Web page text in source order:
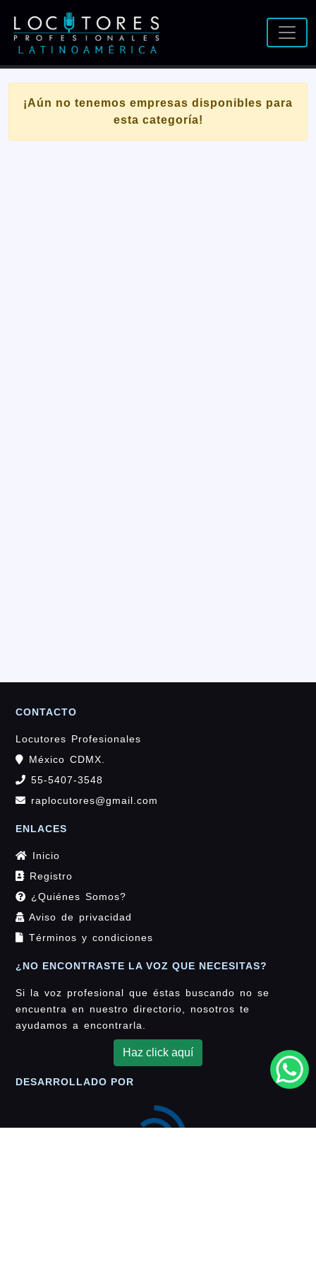
¡Aún no tenemos empresas disponibles para
esta categoría!
CONTACTO
Locutores Profesionales
México CDMX.
55-5407-3548
raplocutores@gmail.com
ENLACES
Inicio
Registro
¿Quiénes Somos?
Aviso de privacidad
Términos y condiciones
¿NO ENCONTRASTE LA VOZ QUE NECESITAS?
Si la voz profesional que éstas buscando no se
encuentra en nuestro directorio, nosotros te
ayudamos a encontrarla.
Haz click aquí
DESARROLLADO POR